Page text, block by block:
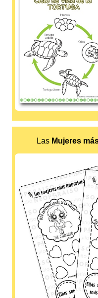
Las Mujeres